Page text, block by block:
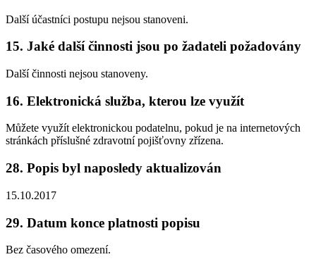
Další účastníci postupu nejsou stanoveni.
15. Jaké další činnosti jsou po žadateli požadovány
Další činnosti nejsou stanoveny.
16. Elektronická služba, kterou lze využít
Můžete využít elektronickou podatelnu, pokud je na internetových
stránkách příslušné zdravotní pojišťovny zřízena.
28. Popis byl naposledy aktualizován
15.10.2017
29. Datum konce platnosti popisu
Bez časového omezení.